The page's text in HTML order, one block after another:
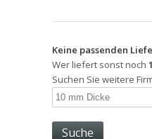
Keine passenden
Wer liefert sonst noch
Suchen Sie weitere